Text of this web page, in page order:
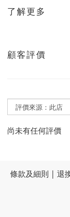
了解更多
顧客評價
尚未有任何評價
條款及細則 | 退